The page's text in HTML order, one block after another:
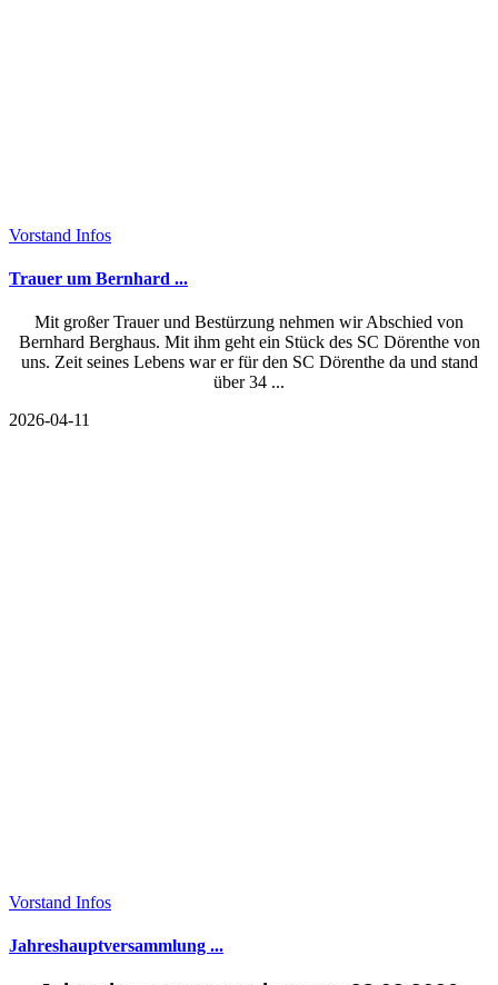
Vorstand Infos
Trauer um Bernhard ...
Mit großer Trauer und Bestürzung nehmen wir Abschied von
Bernhard Berghaus. Mit ihm geht ein Stück des SC Dörenthe von
uns. Zeit seines Lebens war er für den SC Dörenthe da und stand
über 34 ...
2026-04-11
Vorstand Infos
Jahreshauptversammlung ...